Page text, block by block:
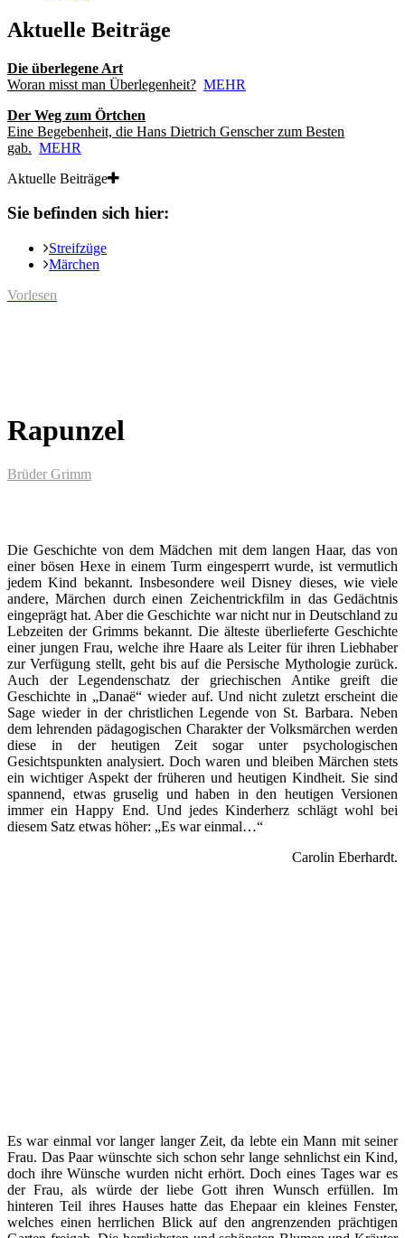
Aktuelle Beiträge
Die überlegene Art
Woran misst man Überlegenheit? MEHR
Der Weg zum Örtchen
Eine Begebenheit, die Hans Dietrich Genscher zum Besten
gab. MEHR
Aktuelle Beiträge
Sie befinden sich hier:
Streifzüge
Märchen
Vorlesen
Rapunzel
Brüder Grimm
Die Geschichte von dem Mädchen mit dem langen Haar, das von
einer bösen Hexe in einem Turm eingesperrt wurde, ist vermutlich
jedem Kind bekannt. Insbesondere weil Disney dieses, wie viele
andere, Märchen durch einen Zeichentrickfilm in das Gedächtnis
eingeprägt hat. Aber die Geschichte war nicht nur in Deutschland zu
Lebzeiten der Grimms bekannt. Die älteste überlieferte Geschichte
einer jungen Frau, welche ihre Haare als Leiter für ihren Liebhaber
zur Verfügung stellt, geht bis auf die Persische Mythologie zurück.
Auch der Legendenschatz der griechischen Antike greift die
Geschichte in „Danaë“ wieder auf. Und nicht zuletzt erscheint die
Sage wieder in der christlichen Legende von St. Barbara. Neben
dem lehrenden pädagogischen Charakter der Volksmärchen werden
diese in der heutigen Zeit sogar unter psychologischen
Gesichtspunkten analysiert. Doch waren und bleiben Märchen stets
ein wichtiger Aspekt der früheren und heutigen Kindheit. Sie sind
spannend, etwas gruselig und haben in den heutigen Versionen
immer ein Happy End. Und jedes Kinderherz schlägt wohl bei
diesem Satz etwas höher: „Es war einmal…“
Carolin Eberhardt.
Es war einmal vor langer langer Zeit, da lebte ein Mann mit seiner
Frau. Das Paar wünschte sich schon sehr lange sehnlichst ein Kind,
doch ihre Wünsche wurden nicht erhört. Doch eines Tages war es
der Frau, als würde der liebe Gott ihren Wunsch erfüllen. Im
hinteren Teil ihres Hauses hatte das Ehepaar ein kleines Fenster,
welches einen herrlichen Blick auf den angrenzenden prächtigen